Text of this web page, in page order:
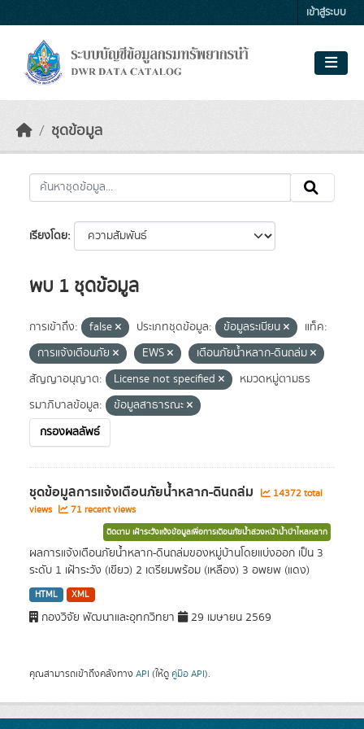
เข้าสู่ระบบ
ชุดข้อมูล
เรียงโดย
พบ 1 ชุดข้อมูล
การเข้าถึง: false ประเภทชุดข้อมูล: ข้อมูลระเบียน
แท็ค:
การแจ้งเตือนภัย
EWS
เตือนภัยน้ำหลาก-ดินถล่ม
สัญญาอนุญาต:
License not specified
หมวดหมู่ตามธร
รมาภิบาลข้อมูล:
ข้อมูลสาธารณะ
กรองผลลัพธ์
ชุดข้อมูลการแจ้งเตือนภัยน้ำหลาก-ดินถล่ม
14372 total
views
71 recent views
ติดตาม เฝ้าระวังแจ้งข้อมูลเพื่อการเตือนภัยน้ำล่วงหน้าน้ำป่าไหลหลาก
ผลการแจ้งเตือนภัยน้ำหลาก-ดินถล่มของหมู่บ้านโดยแบ่งออก เป็น 3
ระดับ 1 เฝ้าระวัง (เขียว) 2 เตรียมพร้อม (เหลือง) 3 อพยพ (แดง)
HTML XML
กองวิจัย พัฒนาและอุทกวิทยา 29 เมษายน 2569
คุณสามารถเข้าถึงคลังทาง API (ให้ดู คู่มือ API).